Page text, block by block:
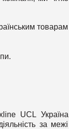
товарам
UCL Україна
за межі